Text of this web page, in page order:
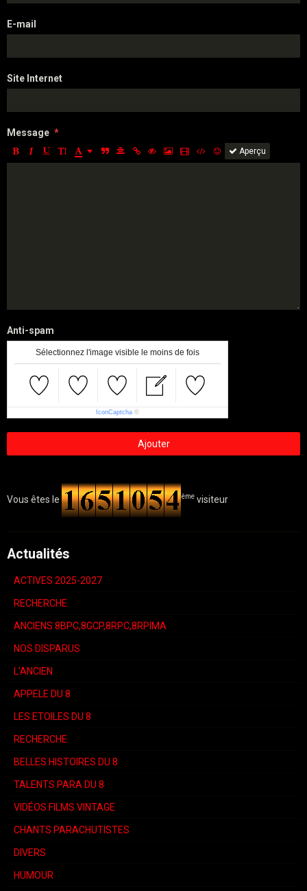
E-mail
Site Internet
Message
Aperçu
Anti-spam
Sélectionnez l'image visible le moins de fois
IconCaptcha ©
Ajouter
Vous êtes le ème visiteur
Actualités
ACTIVES 2025-2027
RECHERCHE
ANCIENS 8BPC,8GCP,8RPC,8RPIMA
NOS DISPARUS
L'ANCIEN
APPELE DU 8
LES ETOILES DU 8
RECHERCHE
BELLES HISTOIRES DU 8
TALENTS PARA DU 8
VIDÉOS FILMS VINTAGE
CHANTS PARACHUTISTES
DIVERS
HUMOUR